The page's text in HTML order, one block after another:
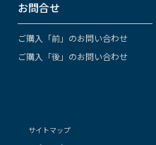
お問合せ
ご購入「前」のお問い合わせ
ご購入「後」のお問い合わせ
サイトマップ